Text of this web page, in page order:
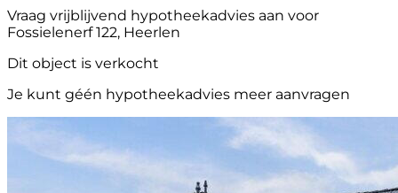
Vraag vrijblijvend hypotheekadvies aan voor
Fossielenerf 122, Heerlen
Dit object is verkocht
Je kunt géén hypotheekadvies meer aanvragen